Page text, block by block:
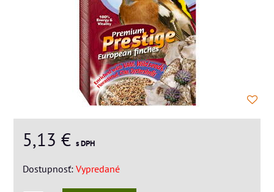
5,13 € s DPH
Dostupnosť: Vypredané